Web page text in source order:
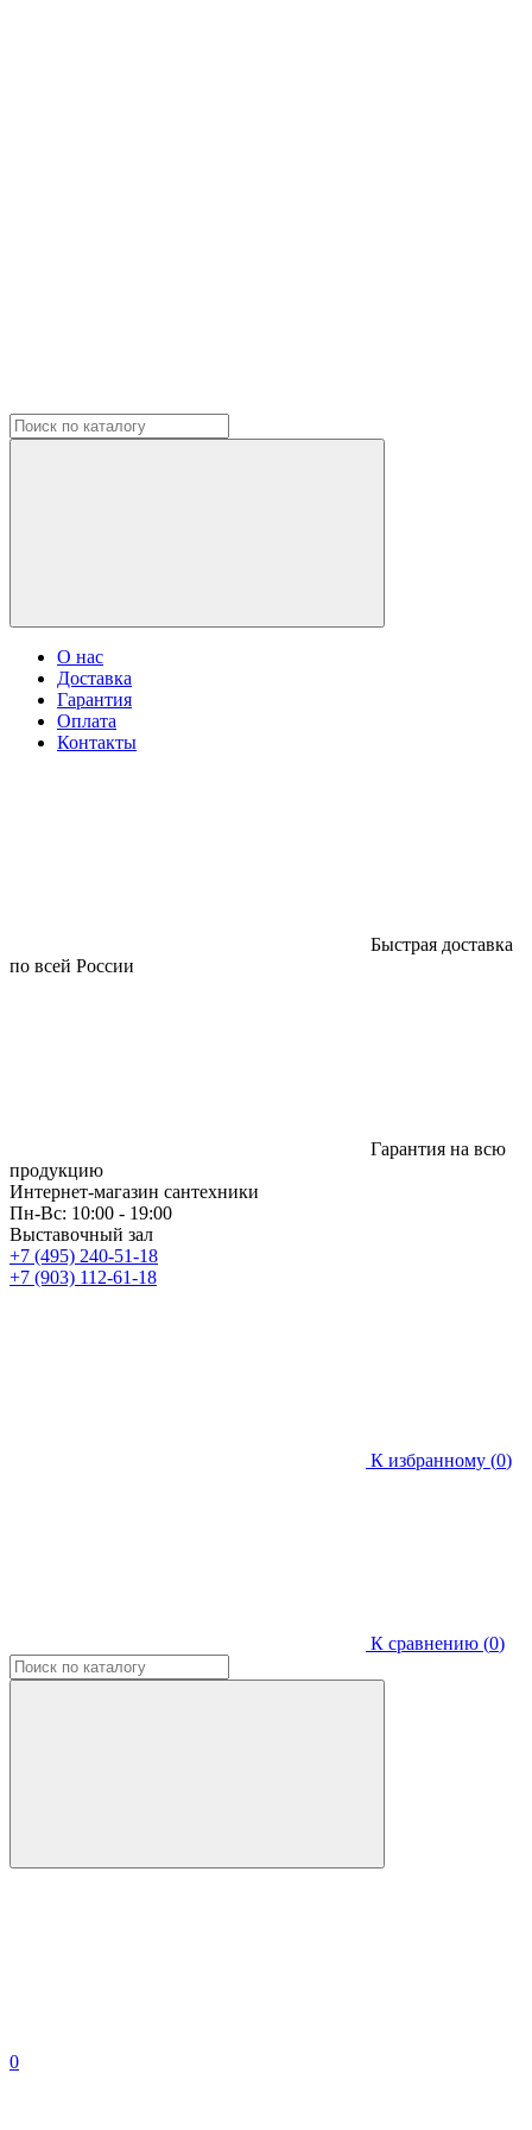
О нас
Доставка
Гарантия
Оплата
Контакты
Быстрая доставка
по всей России
Гарантия на всю
продукцию
Интернет-магазин сантехники
Пн-Вс: 10:00 - 19:00
Выставочный зал
+7 (495) 240-51-18
+7 (903) 112-61-18
К избранному (0)
К сравнению (0)
0